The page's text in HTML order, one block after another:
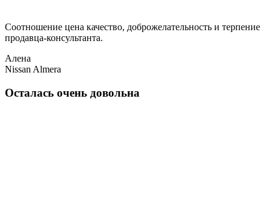
Соотношение цена качество, доброжелательность и терпение
продавца-консультанта.
Алена
Nissan Almera
Осталась очень довольна